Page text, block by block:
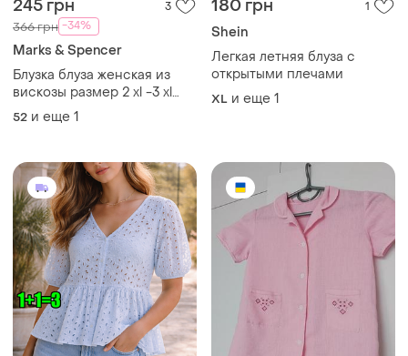
245 грн 3
366 грн -34%
Marks & Spencer
Блузка блуза женская из
вискозы размер 2 xl -3 xl
(52-54)
52 и еще 1
180 грн 1
Shein
Легкая летняя блуза с
открытыми плечами
XL и еще 1